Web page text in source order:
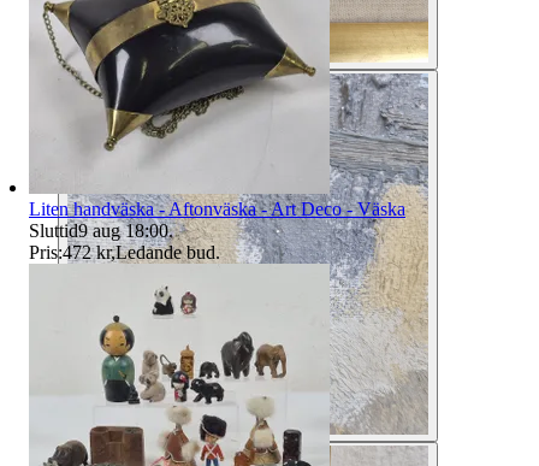
Liten handväska - Aftonväska - Art Deco - Väska
Sluttid9 aug 18:00.
Pris:472 kr,Ledande bud.